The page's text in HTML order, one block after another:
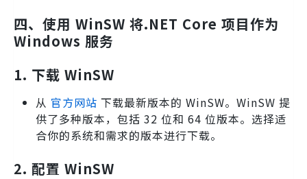
四、使用 WinSW 将.NET Core 项目作为
Windows 服务
1. 下载 WinSW
从 官方网站 下载最新版本的 WinSW。WinSW 提
供了多种版本，包括 32 位和 64 位版本。选择适
合你的系统和需求的版本进行下载。
2. 配置 WinSW